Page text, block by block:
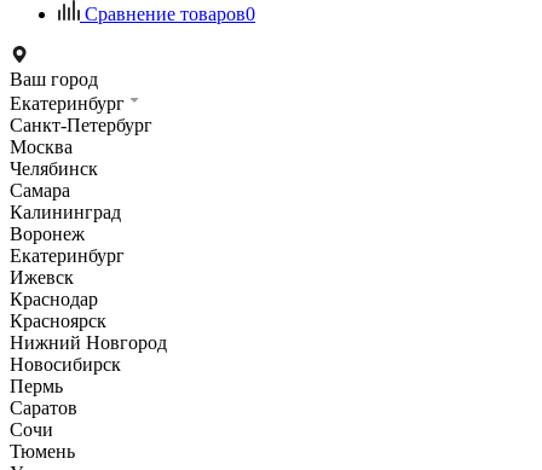
Сравнение товаров0
Ваш город
Екатеринбург
Санкт-Петербург
Москва
Челябинск
Самара
Калининград
Воронеж
Екатеринбург
Ижевск
Краснодар
Красноярск
Нижний Новгород
Новосибирск
Пермь
Саратов
Сочи
Тюмень